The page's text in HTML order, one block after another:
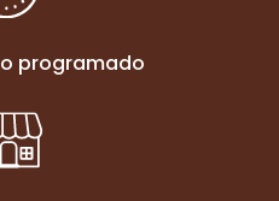
programado